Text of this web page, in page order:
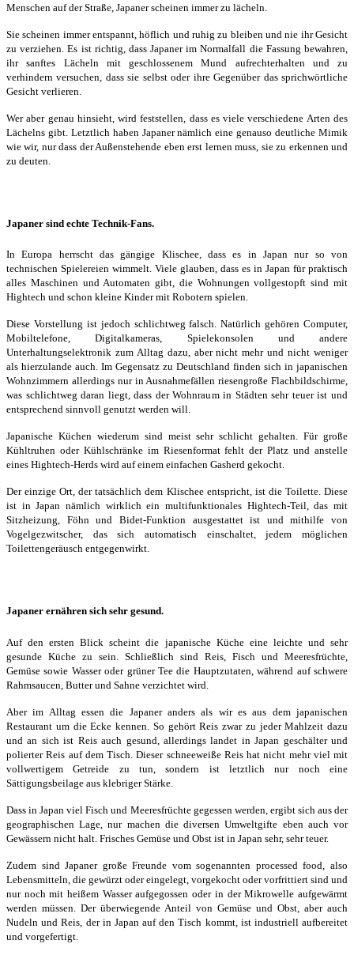
Menschen auf der Straße, Japaner scheinen immer zu lächeln.
Sie scheinen immer entspannt, höflich und ruhig zu bleiben und nie ihr Gesicht
zu verziehen. Es ist richtig, dass Japaner im Normalfall die Fassung bewahren,
ihr sanftes Lächeln mit geschlossenem Mund aufrechterhalten und zu
verhindern versuchen, dass sie selbst oder ihre Gegenüber das sprichwörtliche
Gesicht verlieren.
Wer aber genau hinsieht, wird feststellen, dass es viele verschiedene Arten des
Lächelns gibt. Letztlich haben Japaner nämlich eine genauso deutliche Mimik
wie wir, nur dass der Außenstehende eben erst lernen muss, sie zu erkennen und
zu deuten.
Japaner sind echte Technik-Fans.
In Europa herrscht das gängige Klischee, dass es in Japan nur so von
technischen Spielereien wimmelt. Viele glauben, dass es in Japan für praktisch
alles Maschinen und Automaten gibt, die Wohnungen vollgestopft sind mit
Hightech und schon kleine Kinder mit Robotern spielen.
Diese Vorstellung ist jedoch schlichtweg falsch. Natürlich gehören Computer,
Mobiltelefone, Digitalkameras, Spielekonsolen und andere
Unterhaltungselektronik zum Alltag dazu, aber nicht mehr und nicht weniger
als hierzulande auch. Im Gegensatz zu Deutschland finden sich in japanischen
Wohnzimmern allerdings nur in Ausnahmefällen riesengroße Flachbildschirme,
was schlichtweg daran liegt, dass der Wohnraum in Städten sehr teuer ist und
entsprechend sinnvoll genutzt werden will.
Japanische Küchen wiederum sind meist sehr schlicht gehalten. Für große
Kühltruhen oder Kühlschränke im Riesenformat fehlt der Platz und anstelle
eines Hightech-Herds wird auf einem einfachen Gasherd gekocht.
Der einzige Ort, der tatsächlich dem Klischee entspricht, ist die Toilette. Diese
ist in Japan nämlich wirklich ein multifunktionales Hightech-Teil, das mit
Sitzheizung, Föhn und Bidet-Funktion ausgestattet ist und mithilfe von
Vogelgezwitscher, das sich automatisch einschaltet, jedem möglichen
Toilettengeräusch entgegenwirkt.
Japaner ernähren sich sehr gesund.
Auf den ersten Blick scheint die japanische Küche eine leichte und sehr
gesunde Küche zu sein. Schließlich sind Reis, Fisch und Meeresfrüchte,
Gemüse sowie Wasser oder grüner Tee die Hauptzutaten, während auf schwere
Rahmsaucen, Butter und Sahne verzichtet wird.
Aber im Alltag essen die Japaner anders als wir es aus dem japanischen
Restaurant um die Ecke kennen. So gehört Reis zwar zu jeder Mahlzeit dazu
und an sich ist Reis auch gesund, allerdings landet in Japan geschälter und
polierter Reis auf dem Tisch. Dieser schneeweiße Reis hat nicht mehr viel mit
vollwertigem Getreide zu tun, sondern ist letztlich nur noch eine
Sättigungsbeilage aus klebriger Stärke.
Dass in Japan viel Fisch und Meeresfrüchte gegessen werden, ergibt sich aus der
geographischen Lage, nur machen die diversen Umweltgifte eben auch vor
Gewässern nicht halt. Frisches Gemüse und Obst ist in Japan sehr, sehr teuer.
Zudem sind Japaner große Freunde vom sogenannten processed food, also
Lebensmitteln, die gewürzt oder eingelegt, vorgekocht oder vorfrittiert sind und
nur noch mit heißem Wasser aufgegossen oder in der Mikrowelle aufgewärmt
werden müssen. Der überwiegende Anteil von Gemüse und Obst, aber auch
Nudeln und Reis, der in Japan auf den Tisch kommt, ist industriell aufbereitet
und vorgefertigt.